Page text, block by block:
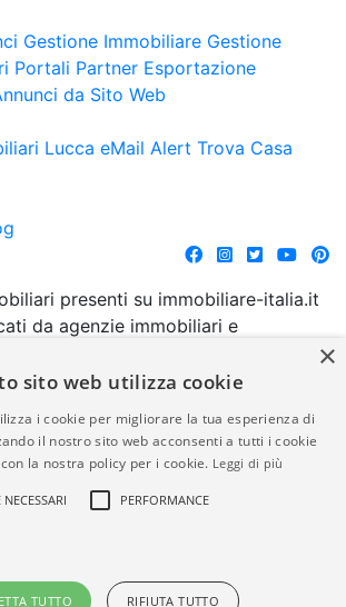
Gestione Immobiliare Gestione
Portali Partner Esportazione
da Sito Web
Lucca eMail Alert Trova Casa
presenti su immobiliare-italia.it
da agenzie immobiliari e
o l'avallo da parte di
di quest'ultima. immobiliare-italia.it
della veridicità, della
completezza, della normativa in
e/o di alcun altro aspetto dei
- 2026
Powered by
×
sito web utilizza cookie
i cookie per migliorare la tua esperienza di
il nostro sito web acconsenti a tutti i cookie
la nostra policy per i cookie. Leggi di più
PERFORMANCE
TUTTO RIFIUTA TUTTO